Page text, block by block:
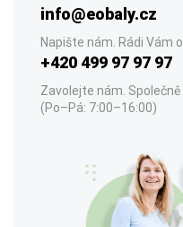
info@eobaly.cz
Napište nám. Rádi Vám
+420 499 97 97 97
Zavolejte nám. Společně
(Po–Pá: 7:00–16:00)